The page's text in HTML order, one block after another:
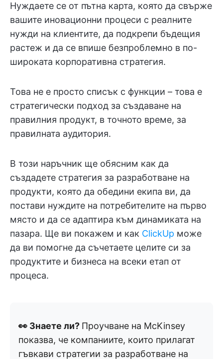
Нуждаете се от пътна карта, която да свърже
вашите иновационни процеси с реалните
нужди на клиентите, да подкрепи бъдещия
растеж и да се впише безпроблемно в по-
широката корпоративна стратегия.
Това не е просто списък с функции – това е
стратегически подход за създаване на
правилния продукт, в точното време, за
правилната аудитория.
В този наръчник ще обясним как да
създадете стратегия за разработване на
продукти, която да обедини екипа ви, да
постави нуждите на потребителите на първо
място и да се адаптира към динамиката на
пазара. Ще ви покажем и как ClickUp може
да ви помогне да съчетаете целите си за
продуктите и бизнеса на всеки етап от
процеса.
👀 Знаете ли? Проучване на McKinsey
показва, че компаниите, които прилагат
гъвкави стратегии за разработване на